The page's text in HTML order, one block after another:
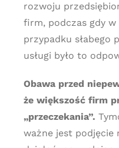
rozwoju
firm, podczas gdy w
przypadku słabego
usługi było to
Obawa przed
że większość firm
„przeczekania”.
ważne jest podjęcie